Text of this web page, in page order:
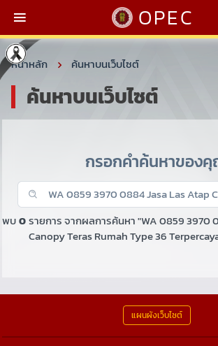
OPEC
หน้าหลัก ค้นหาบนเว็บไซต์
ค้นหาบนเว็บไซต์
กรอกคำค้นหาของ
พบ0รายการ จากผลการค้นหา "WA 0859 3970
Canopy Teras Rumah Type 36
แผนผังเว็บไซต์